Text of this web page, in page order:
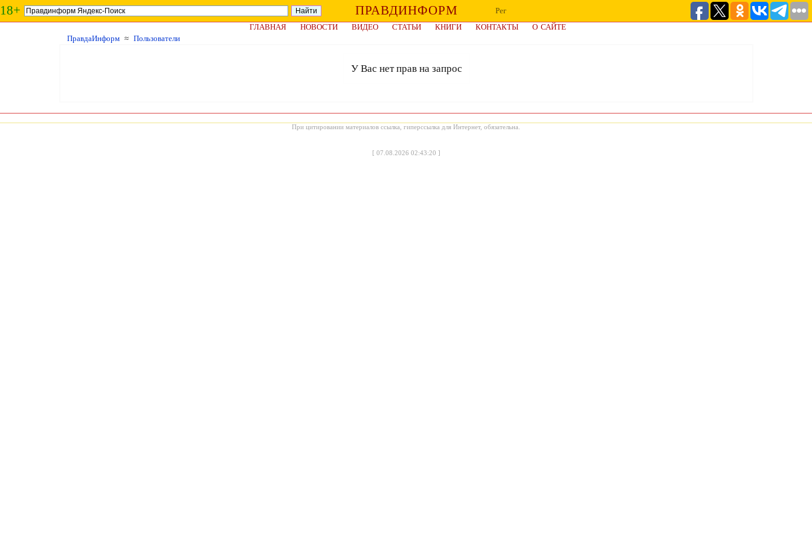
18+ ПРАВДИНФОРМ
Рег
ГЛАВНАЯ
НОВОСТИ ВИДЕО СТАТЬИ КНИГИ КОНТАКТЫ
О САЙТЕ
ПравдаИнформ ≈ Пользователи
У Вас нет прав на запрос
При цитировании материалов ссылка, гиперссылка для Интернет, обязательна.
[ 07.08.2026 02:43:20 ]